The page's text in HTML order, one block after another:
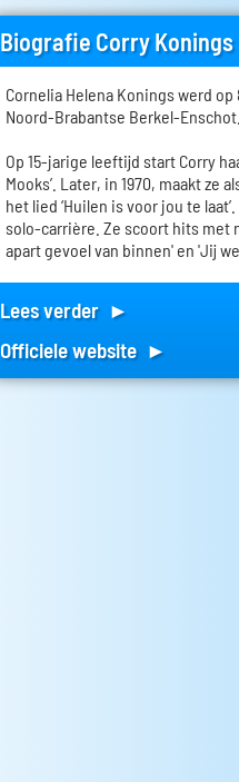
Biografie Corry Konings
Cornelia Helena Konings werd
Noord-Brabantse Berkel-Enschot.
Op 15-jarige leeftijd start Corry
Mooks’. Later, in 1970, maakt ze
het lied ‘Huilen is voor jou te
solo-carrière. Ze scoort hits met
apart gevoel van binnen' en 'Jij
Lees verder ►
Officiele website ►